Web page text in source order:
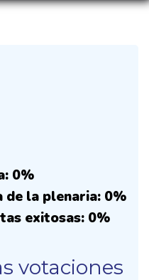
0%
de la plenaria: 0%
exitosas: 0%
votaciones